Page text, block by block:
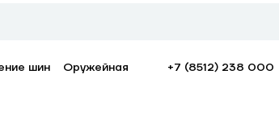
шин Оружейная +7 (8512) 238 000